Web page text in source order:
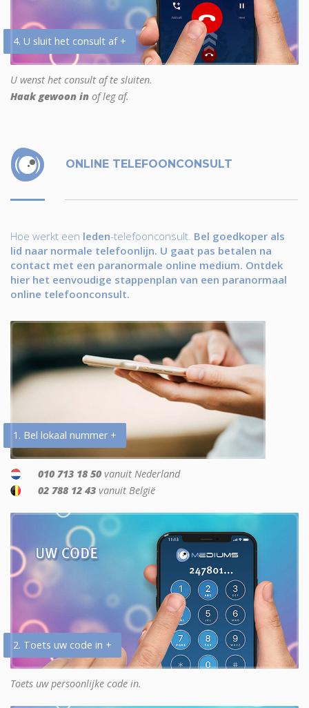
4. U sluit het consult af +
U wenst het consult af te sluiten.
Haak gewoon in of leg af.
ONLINE TELEFOONCONSULT
Hoe werkt een leden-telefoonconsult. Bel goedkoper als
lid naar normale telefoonlijn. U gaat pas betalen na
contact met een paranormale online medium. Ontdek
hier het eenvoudige stappenplan van een paranormaal
online telefoonconsult.
1. Bel lokaal nummer +
010 713 18 50 vanuit Nederland
02 788 12 43 vanuit België
2. Toets uw code in +
Toets uw persoonlijke code in.